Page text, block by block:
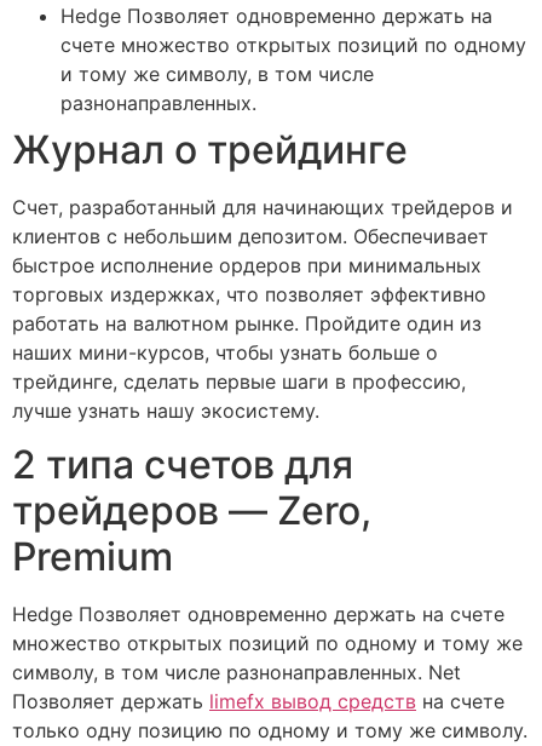
Hedge Позволяет одновременно держать на
счете множество открытых позиций по одному
и тому же символу, в том числе
разнонаправленных.
Журнал о трейдинге
Счет, разработанный для начинающих трейдеров и
клиентов с небольшим депозитом. Обеспечивает
быстрое исполнение ордеров при минимальных
торговых издержках, что позволяет эффективно
работать на валютном рынке. Пройдите один из
наших мини-курсов, чтобы узнать больше о
трейдинге, сделать первые шаги в профессию,
лучше узнать нашу экосистему.
2 типа счетов для
трейдеров — Zero,
Premium
Hedge Позволяет одновременно держать на счете
множество открытых позиций по одному и тому же
символу, в том числе разнонаправленных. Net
Позволяет держать limefx вывод средств на счете
только одну позицию по одному и тому же символу.